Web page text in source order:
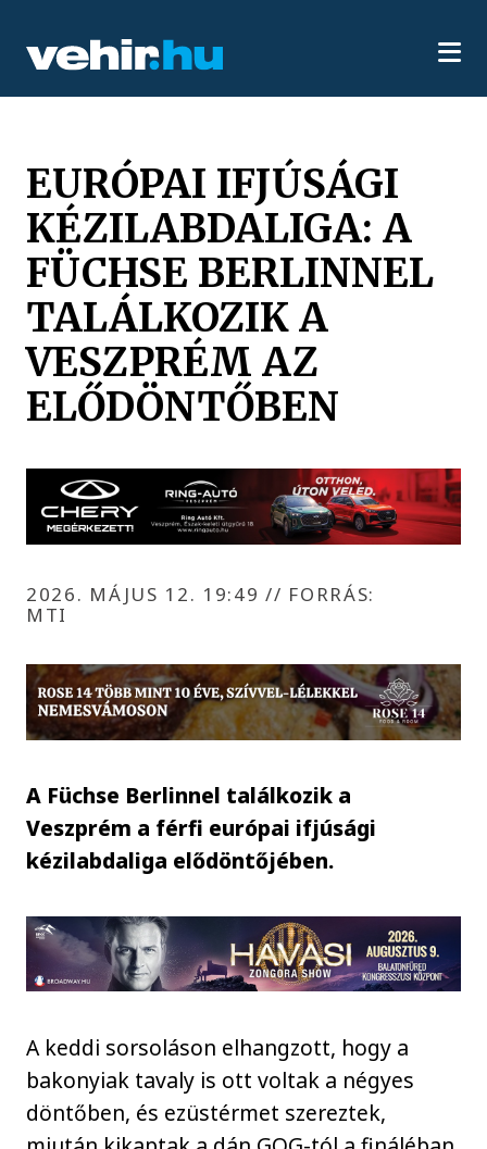
EURÓPAI IFJÚSÁGI
KÉZILABDALIGA: A
FÜCHSE BERLINNEL
TALÁLKOZIK A
VESZPRÉM AZ
ELŐDÖNTŐBEN
2026. MÁJUS 12. 19:49// FORRÁS:
MTI
A Füchse Berlinnel találkozik a
Veszprém a férfi európai ifjúsági
kézilabdaliga elődöntőjében.
A keddi sorsoláson elhangzott, hogy a
bakonyiak tavaly is ott voltak a négyes
döntőben, és ezüstérmet szereztek,